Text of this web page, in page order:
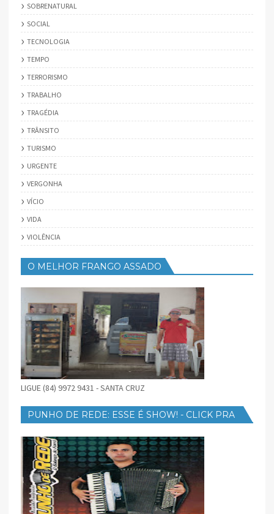
SOBRENATURAL
SOCIAL
TECNOLOGIA
TEMPO
TERRORISMO
TRABALHO
TRAGÉDIA
TRÂNSITO
TURISMO
URGENTE
VERGONHA
VÍCIO
VIDA
VIOLÊNCIA
O MELHOR FRANGO ASSADO
LIGUE (84) 9972 9431 - SANTA CRUZ
PUNHO DE REDE: ESSE É SHOW! - CLICK PRA